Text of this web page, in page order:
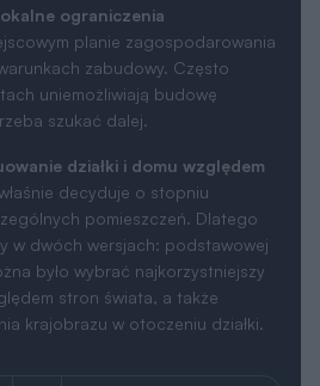
ograniczenia
planie zagospodarowania
zabudowy. Często
uniemożliwiają budowę
szukać dalej.
działki i domu względem
decyduje o stopniu
pomieszczeń. Dlatego
w dwóch wersjach: podstawowej
było wybrać najkorzystniejszy
stron świata, a także
krajobrazu w otoczeniu działki.